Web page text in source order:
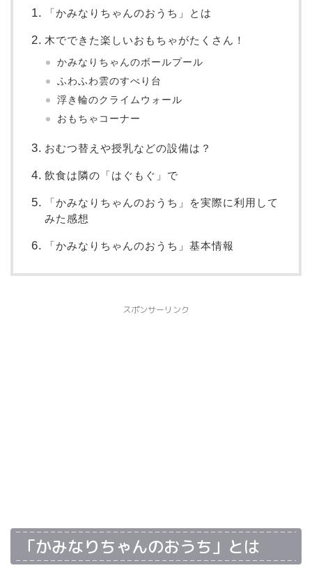
「かみなりちゃんのおうち」とは
木でできた楽しいおもちゃがたくさん！
かみなりちゃんのボールプール
ふわふわ雲のすべり台
浮き輪のクライムウォール
おもちゃコーナー
おむつ替えや授乳などの設備は？
飲食は隣の「はぐもぐ」で
「かみなりちゃんのおうち」を実際に利用して
みた感想
「かみなりちゃんのおうち」基本情報
スポンサーリンク
「かみなりちゃんのおうち」とは